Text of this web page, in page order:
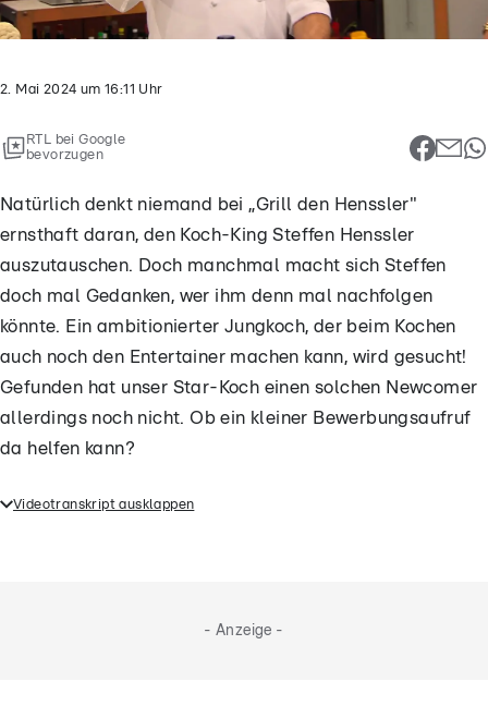
2. Mai 2024 um 16:11 Uhr
RTL bei Google
bevorzugen
Natürlich denkt niemand bei „Grill den Henssler"
ernsthaft daran, den Koch-King Steffen Henssler
auszutauschen. Doch manchmal macht sich Steffen
doch mal Gedanken, wer ihm denn mal nachfolgen
könnte. Ein ambitionierter Jungkoch, der beim Kochen
auch noch den Entertainer machen kann, wird gesucht!
Gefunden hat unser Star-Koch einen solchen Newcomer
allerdings noch nicht. Ob ein kleiner Bewerbungsaufruf
da helfen kann?
Manchmal macht sich Steffen doch mal Gedanken,
Videotranskript ausklappen
- Anzeige -